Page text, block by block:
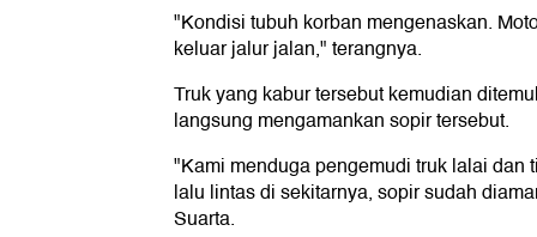
"Kondisi tubuh korban mengenaskan.
keluar jalur jalan," terangnya.
Truk yang kabur tersebut kemudian
langsung mengamankan sopir tersebut.
"Kami menduga pengemudi truk lalai dan
lalu lintas di sekitarnya, sopir sudah
Suarta.